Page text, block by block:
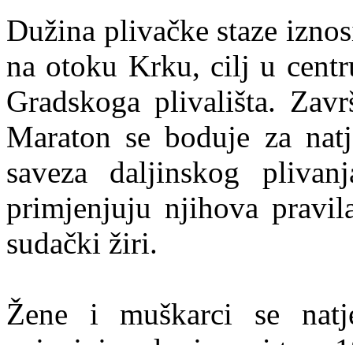
Dužina plivačke staze
na otoku Krku, cilj u
Gradskoga plivališta.
Maraton se boduje za
saveza daljinskog
primjenjuju njihova
sudački žiri.
Žene i muškarci se